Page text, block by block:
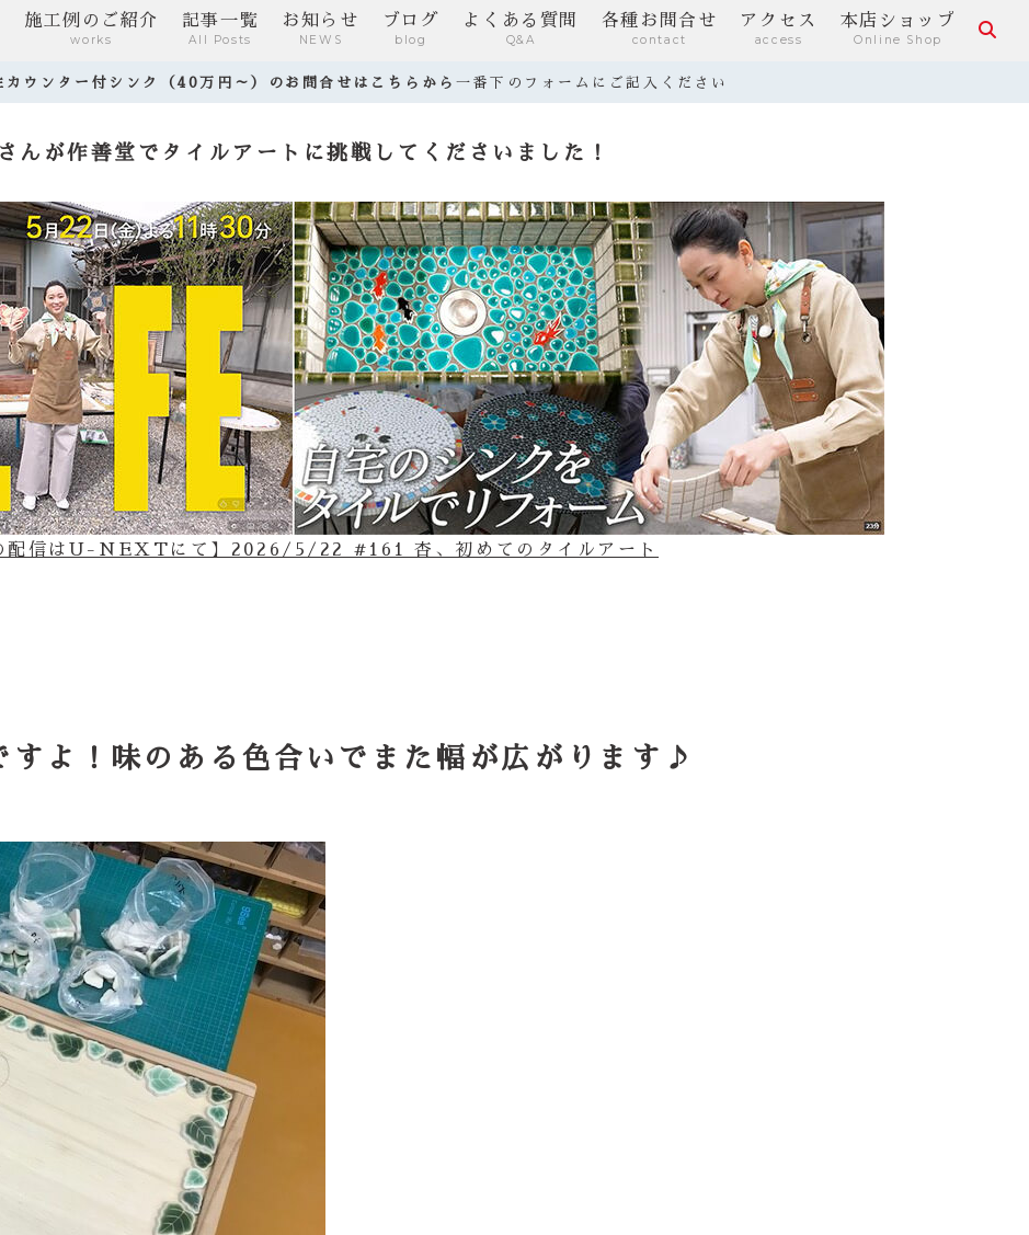
施工例のご紹介
works
記事一覧
All Posts
お知らせ
NEWS
ブログ
blog
よくある質問
Q&A
各種お問合せ
contact
アクセス
access
本店ショップ
Online Shop
ウンター付シンク（40万円～）のお問合せはこちらから 一番下のフォームにご記入ください
んが作善堂でタイルアートに挑戦してくださいました！
配信はU-NEXTにて】2026/5/22 #161 杏、初めてのタイルアート
すよ！味のある色合いでまた幅が広がります♪